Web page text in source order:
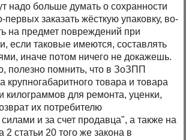
надо больше думать о сохранности
первых заказать жёсткую упаковку, во-
на предмет повреждений при
если таковые имеются, составлять
иначе потом ничего не докажешь.
полезно помнить, что в ЗоЗПП
крупногабаритного товара и товара
килограммов для ремонта, уценки,
их потребителю
и за счет продавца", а также на
2 статьи 20 того же закона в